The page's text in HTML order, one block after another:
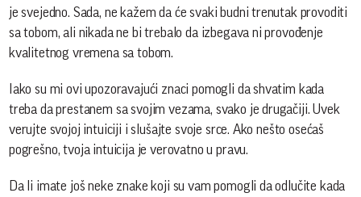
je svejedno. Sada, ne kažem da će svaki budni trenutak provoditi
sa tobom, ali nikada ne bi trebalo da izbegava ni provođenje
kvalitetnog vremena sa tobom.
Iako su mi ovi upozoravajući znaci pomogli da shvatim kada
treba da prestanem sa svojim vezama, svako je drugačiji. Uvek
verujte svojoj intuiciji i slušajte svoje srce. Ako nešto osećaš
pogrešno, tvoja intuicija je verovatno u pravu.
Da li imate još neke znake koji su vam pomogli da odlučite kada